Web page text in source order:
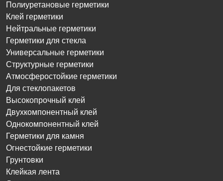
Полиуретановые герметики
Клей герметики
Нейтральные герметики
Герметики для стекла
Универсальные герметики
Структурные герметики
Атмосферостойкие герметики
Для стеклопакетов
Высокопрочный клей
Двухкомпонентный клей
Однокомпонентный клей
Герметики для камня
Огнестойкие герметики
Грунтовки
Клейкая лента